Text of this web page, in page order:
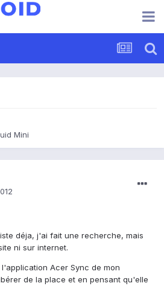
Mini
déja, j'ai fait une recherche, mais
ni sur internet.
Acer Sync de mon
de la place et en pensant qu'elle